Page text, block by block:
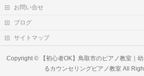
お問い合せ
ブログ
サイトマップ
Copyright ©
【初心者OK】鳥取市のピアノ教室｜
るカウンセリングピアノ教室All